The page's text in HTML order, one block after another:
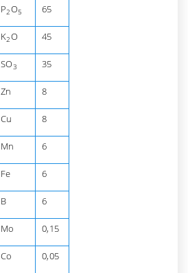
P2O5 65
K2O 45
SO3 35
Zn 8
Cu 8
Mn 6
Fe 6
B 6
Mo 0,15
Co 0,05